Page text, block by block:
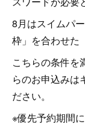
8月はスイムパ
枠」を合わせた
こちらの条件を
らのお申込みは
ださい。
※優先予約期間